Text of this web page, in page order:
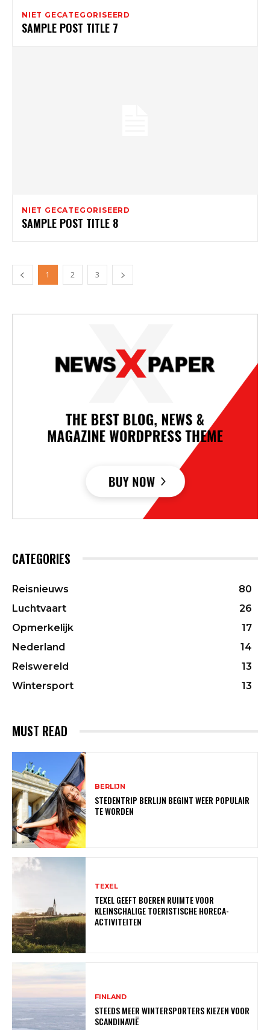
NIET GECATEGORISEERD
SAMPLE POST TITLE 7
NIET GECATEGORISEERD
SAMPLE POST TITLE 8
1 2 3
CATEGORIES
Reisnieuws
80
Luchtvaart
26
Opmerkelijk
17
Nederland
14
Reiswereld
13
Wintersport
13
MUST READ
BERLIJN
STEDENTRIP BERLIJN BEGINT WEER POPULAIR
TE WORDEN
TEXEL
TEXEL GEEFT BOEREN RUIMTE VOOR
KLEINSCHALIGE TOERISTISCHE HORECA-
ACTIVITEITEN
FINLAND
STEEDS MEER WINTERSPORTERS KIEZEN VOOR
SCANDINAVIË